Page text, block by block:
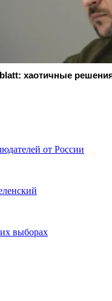
хаотичные
от России
выборах